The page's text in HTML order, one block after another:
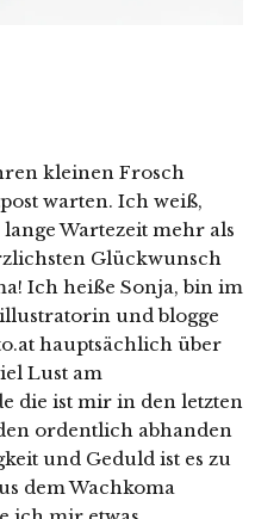
kleinen Frosch
warten. Ich weiß,
Wartezeit mehr als
Glückwunsch
Ich heiße Sonja, bin im
und blogge
hauptsächlich über
Lust am
die ist mir in den letzten
ordentlich abhanden
und Geduld ist es zu
dem Wachkoma